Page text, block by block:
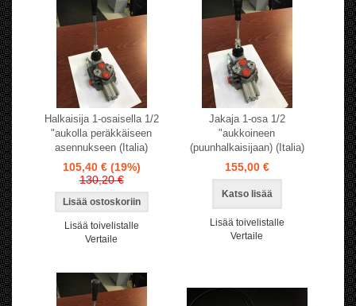
Halkaisija 1-osaisella 1/2
"aukolla peräkkäiseen
asennukseen (Italia)
105,40 € (19%)
130,20 €
Lisää toivelistalle
Vertaile
Jakaja 1-osa 1/2
"aukkoineen
(puunhalkaisijaan) (Italia)
155,00 €
Katso lisää
Lisää toivelistalle
Vertaile